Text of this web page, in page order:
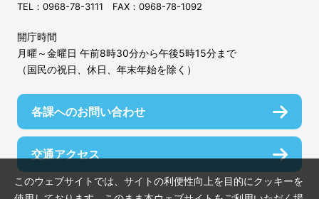
TEL：0968-78-3111 FAX：0968-78-1092
開庁時間
月曜～金曜日 午前8時30分から午後5時15分まで
（国民の祝日、休日、年末年始を除く）
各課へのお問い合わせ
交通アクセス
このウェブサイトでは、サイトの利便性向上を目的にクッキーを